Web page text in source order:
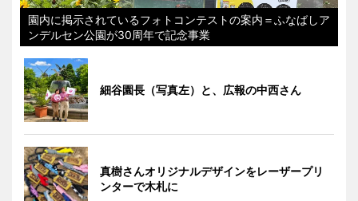
園内に掲示されているフォトコンテストの案内＝ふなばしア
ンデルセン公園が30周年で記念事業
細谷園長（写真左）と、広報の中西さん
真樹さんオリジナルデザインをレーザープリ
ンターで木札に